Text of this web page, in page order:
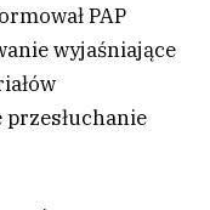
PAP
wyjaśniające